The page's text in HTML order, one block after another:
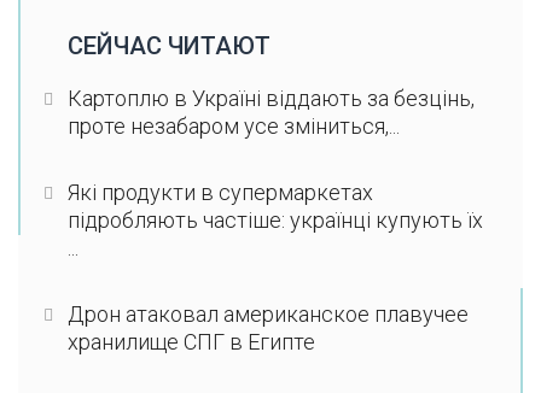
СЕЙЧАС ЧИТАЮТ
Картоплю в Україні віддають за безцінь,
проте незабаром усе зміниться,...
Які продукти в супермаркетах
підробляють частіше: українці купують їх
Дрон атаковал американское плавучее
хранилище СПГ в Египте